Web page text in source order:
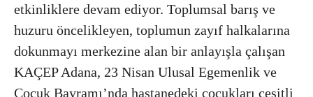
etkinliklere devam ediyor. Toplumsal barış ve
huzuru öncelikleyen, toplumun zayıf halkalarına
dokunmayı merkezine alan bir anlayışla çalışan
KAÇEP Adana, 23 Nisan Ulusal Egemenlik ve
Çocuk Bayramı’nda hastanedeki çocukları çeşitli